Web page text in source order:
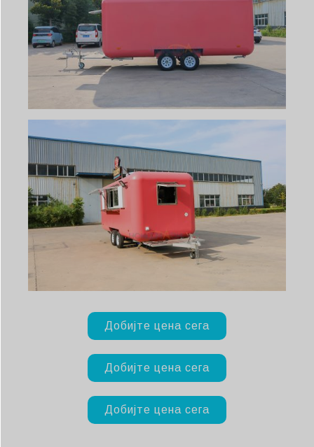
Добијте цена сега
Добијте цена сега
Добијте цена сега